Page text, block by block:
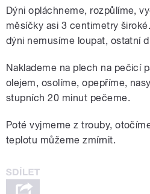
Dýni opláchneme, rozpůlíme,
měsíčky asi 3 centimetry
dýni nemusíme loupat, ostatní
Naklademe na plech na pečicí
olejem, osolíme, opepříme,
stupních 20 minut pečeme.
Poté vyjmeme z trouby,
teplotu můžeme zmírnit.